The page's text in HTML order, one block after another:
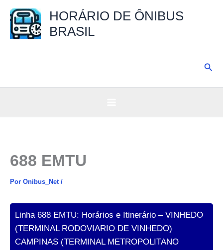
para
HORÁRIO DE ÔNIBUS
BRASIL
688 EMTU
Por Onibus_Net /
Linha 688 EMTU: Horários e Itinerário – VINHEDO
(TERMINAL RODOVIARIO DE VINHEDO)
CAMPINAS (TERMINAL METROPOLITANO